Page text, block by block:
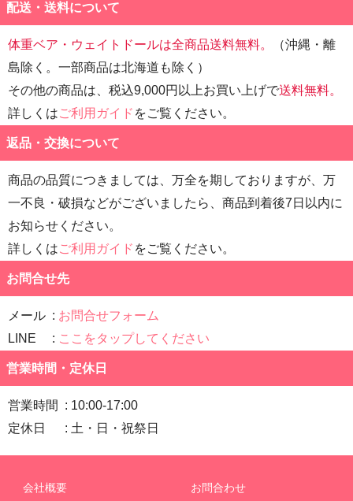
配送・送料について
体重ベア・ウェイトドールは全商品送料無料。
（沖縄・離
島除く。一部商品は北海道も除く）
その他の商品は、税込9,000円以上お買い上げで送料無料。
詳しくはご利用ガイド をご覧ください。
返品・交換について
商品の品質につきましては、万全を期しておりますが、万
一不良・破損などがございましたら、商品到着後7日以内に
お知らせください。
詳しくはご利用ガイド をご覧ください。
お問合せ先
メール
お問合せフォーム
LINE
ここをタップしてください
営業時間・定休日
営業時間
10:00-17:00
定休日
土・日・祝祭日
会社概要 お問合わせ